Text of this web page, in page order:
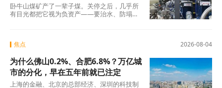
卧牛山煤矿产了一辈子煤。关停之后，几乎所
有目光都把它视为负资产——要治水、防塌
2026-08-04
焦点
为什么佛山0.2%、合肥6.8%？万亿城
市的分化，早在五年前就已注定
上海的金融、北京的总部经济、深圳的科技制